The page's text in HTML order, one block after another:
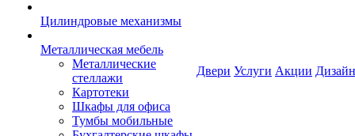
Цилиндровые механизмы
Металлическая мебель
Металлические
стеллажи
Картотеки
Шкафы для офиса
Тумбы мобильные
Двери Услуги Акции